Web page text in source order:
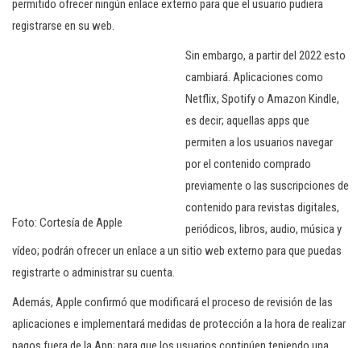
permitido ofrecer ningún enlace externo para que el usuario pudiera
registrarse en su web.
Foto: Cortesía de Apple
Sin embargo, a partir del 2022 esto
cambiará. Aplicaciones como
Netflix, Spotify o Amazon Kindle,
es decir; aquellas apps que
permiten a los usuarios navegar
por el contenido comprado
previamente o las suscripciones de
contenido para revistas digitales,
periódicos, libros, audio, música y
vídeo; podrán ofrecer un enlace a un sitio web externo para que puedas
registrarte o administrar su cuenta.
Además, Apple confirmó que modificará el proceso de revisión de las
aplicaciones e implementará medidas de protección a la hora de realizar